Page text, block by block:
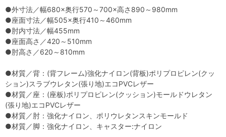
●外寸法／幅680×奥行570～700×高さ890～980mm
●座面寸法／幅505×奥行410～460mm
●肘内寸法／幅455mm
●座面高さ／420～510mm
●肘高さ／620～810mm
●材質／背：(背フレーム)強化ナイロン(背板)ポリプロピレン(クッ
ション)スラブウレタン(張り地)エコPVCレザー
●材質／座：(座板)ポリプロピレン(クッション)モールドウレタン
(張り地)エコPVCレザー
●材質／肘：強化ナイロン、ポリウレタンスキンモールド
●材質／脚：強化ナイロン、キャスター:ナイロン